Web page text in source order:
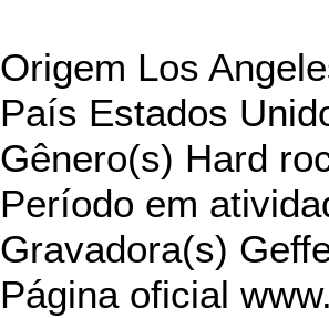
Origem Los
País Estados
Gênero(s) Hard
Período em
Gravadora(s)
Página oficial